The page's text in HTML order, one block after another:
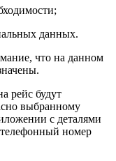
данных.
что на данном
рейс будут
выбранному
c деталями
номер